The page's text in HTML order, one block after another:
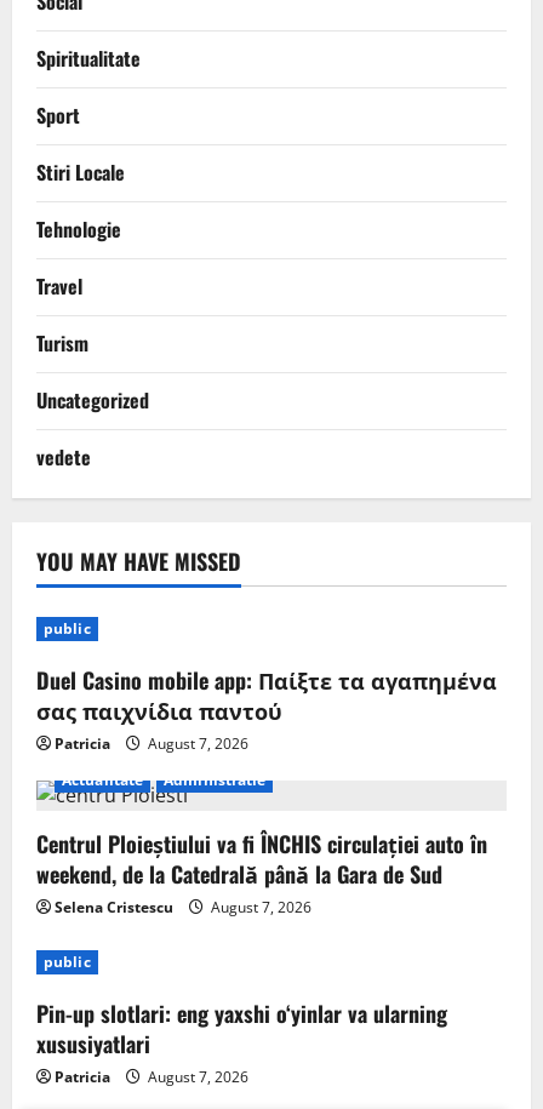
Spiritualitate
Sport
Stiri Locale
Tehnologie
Travel
Turism
Uncategorized
vedete
YOU MAY HAVE MISSED
public
Duel Casino mobile app: Παίξτε τα αγαπημένα
σας παιχνίδια παντού
Patricia
August 7, 2026
Actualitate
Administratie
Centrul Ploieștiului va fi ÎNCHIS circulației auto în
weekend, de la Catedrală până la Gara de Sud
Selena Cristescu August 7, 2026
public
Pin-up slotlari: eng yaxshi o‘yinlar va ularning
xususiyatlari
Patricia August 7, 2026